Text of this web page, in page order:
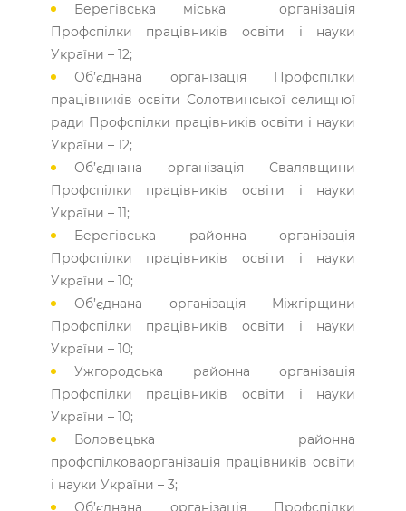
Берегівська міська організація
Профспілки працівників освіти і науки
України – 12;
Об’єднана організація Профспілки
працівників освіти Солотвинської селищної
ради Профспілки працівників освіти і науки
України – 12;
Об’єднана організація Свалявщини
Профспілки працівників освіти і науки
України – 11;
Берегівська районна організація
Профспілки працівників освіти і науки
України – 10;
Об’єднана організація Міжгірщини
Профспілки працівників освіти і науки
України – 10;
Ужгородська районна організація
Профспілки працівників освіти і науки
України – 10;
Воловецька районна
профспілковаорганізація працівників освіти
і науки України – 3;